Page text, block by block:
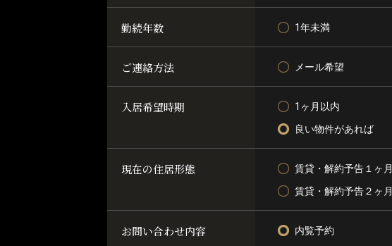
勤続年数 1年未満
ご連絡方法 メール希望
入居希望時期 1ヶ月以内
良い物件があれば
現在の住居形態 賃貸・解約予告１ヶ月
賃貸・解約予告２ヶ月
お問い合わせ内容 内覧予約